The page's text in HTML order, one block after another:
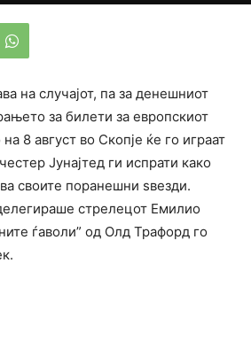
на случајот, па за денешниот
за билети за европскиот
8 август во Скопје ќе го играат
Јунајтед ги испрати како
своите поранешни ѕвезди.
стрелецот Емилио
ѓаволи” од Олд Трафорд го